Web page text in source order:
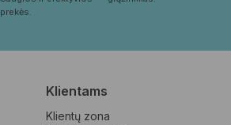
prekės.
Klientams
Klientų zona